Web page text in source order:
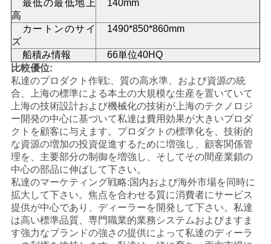
シ
ー
ポ
リ
シ
ー
最低の最低地上
高
140mm
カートンのサイ
ズ
1490*850*860mm
船積み情報
66単位40HQ
比較優位:
私達のプロダクト作戦:、質の高水準、および資源の統
合、上海の標準による本土の大規模な生産を置いていて
上海の技術設計および機械化の技術が上海のテクノロジ
ー開発の中心に基づいて私達は費用効果が大きいプロダ
クトを顧客に与えます。プロダクトの標準化を、技術的
な資源の増加の投資促進するために増強し、顧客関係管
理を、主要部分の制御を増強し、そしてその間産業鎖の
中心の部品に伸ばして下さい。
私達のマーケティング戦略:国内および海外市場を同時に
拡大して下さい。焦点を合わせる質に消費者にサービス
提供が中心であり、ディーラーを開発して下さい。私達
は高い標準品質、専門職業的業務システムおよびますま
す強力なブランドの強さの提供によって私達のディーラ